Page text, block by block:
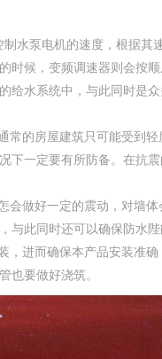
水泵电机的速度，根据其
时候，变频调速器则会按
水系统中，与此同时是众
的房屋建筑只可能受到轻
下一定要有所防备。在抗
做好一定的震动，对墙体
此同时还可以确保防水陛
进而确保本产品安装准确
也要做好浇筑。